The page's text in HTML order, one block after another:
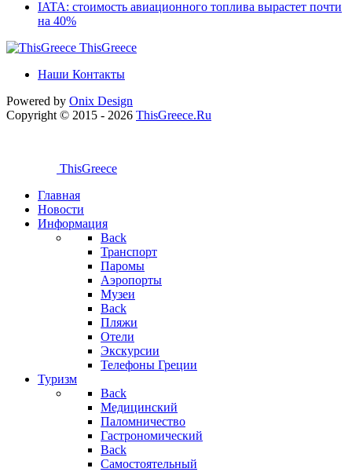
IATA: стоимость авиационного топлива вырастет почти
на 40%
ThisGreece
Наши Контакты
Powered by Onix Design
Copyright © 2015 - 2026 ThisGreece.Ru
ThisGreece
Главная
Новости
Информация
Back
Транспорт
Паромы
Аэропорты
Музеи
Back
Пляжи
Отели
Экскурсии
Телефоны Греции
Туризм
Back
Медицинский
Паломничество
Гастрономический
Back
Самостоятельный